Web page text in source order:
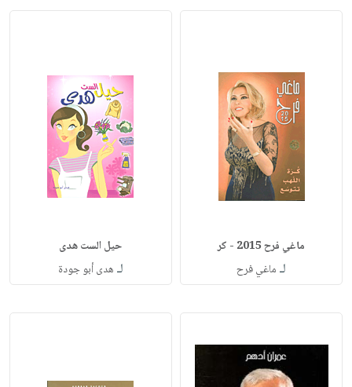
ماغي فرح 2015 - كر
لـ ماغي فرح
حيل الست هدى
لـ هدى أبو جودة